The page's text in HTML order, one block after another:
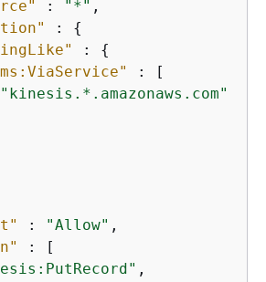
: "*" ,
: {
: {
: [
"kinesis.*.amazonaws.com"
: "Allow" ,
: [
,